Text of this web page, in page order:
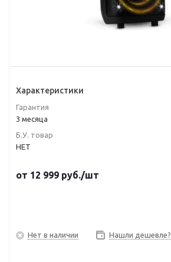
Характеристики
Гарантия
3 месяца
Б.У. товар
НЕТ
от 12 999 руб./шт
Нет в наличии Нашли дешевле?